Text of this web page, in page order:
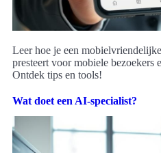
Leer hoe je een
presteert voor mobiele bezoekers
Ontdek tips en tools!
Wat doet een AI-specialist?